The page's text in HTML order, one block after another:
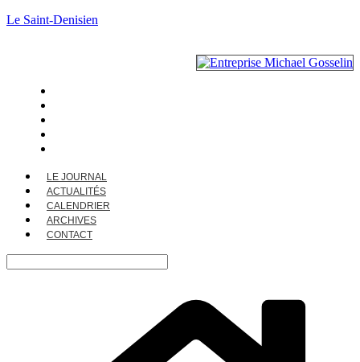
Le Saint-Denisien
LE JOURNAL
ACTUALITÉS
CALENDRIER
ARCHIVES
CONTACT